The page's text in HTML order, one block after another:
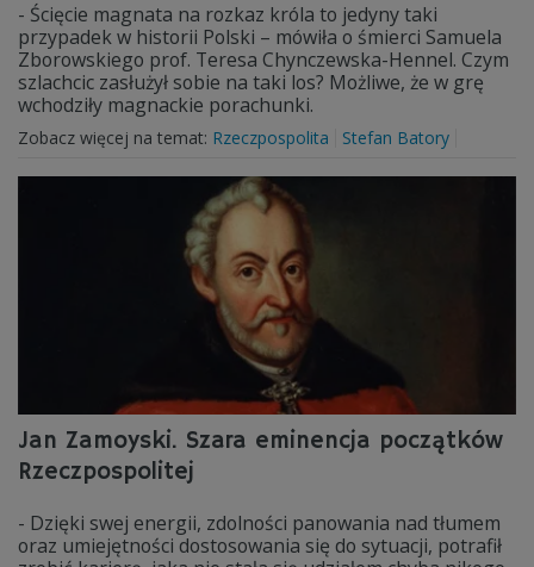
- Ścięcie magnata na rozkaz króla to jedyny taki
przypadek w historii Polski – mówiła o śmierci Samuela
Zborowskiego prof. Teresa Chynczewska-Hennel. Czym
szlachcic zasłużył sobie na taki los? Możliwe, że w grę
wchodziły magnackie porachunki.
Zobacz więcej na temat: Rzeczpospolita Stefan Batory
Jan Zamoyski. Szara eminencja początków
Rzeczpospolitej
- Dzięki swej energii, zdolności panowania nad tłumem
oraz umiejętności dostosowania się do sytuacji, potrafił